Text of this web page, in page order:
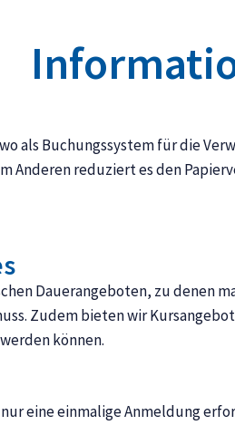
als Buchungssystem für die
Anderen reduziert es den
Dauerangeboten, zu denen
Zudem bieten wir
können.
eine einmalige Anmeldung